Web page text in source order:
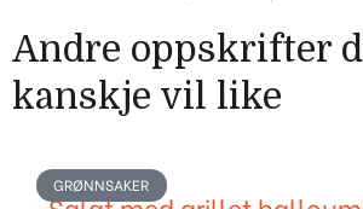
Andre oppskrifter
kanskje vil like
GRØNNSAKER